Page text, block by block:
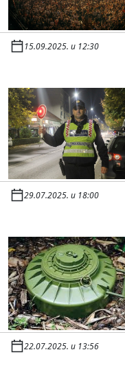
15.09.2025. u 12:30
29.07.2025. u 18:00
22.07.2025. u 13:56